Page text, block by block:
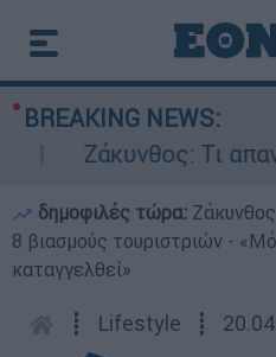
BREAKING NEWS:
Ζάκυνθος: Τι απαντά
δημοφιλές τώρα:
8 βιασμούς τουριστριών -
καταγγελθεί»
┋ Lifestyle ┋